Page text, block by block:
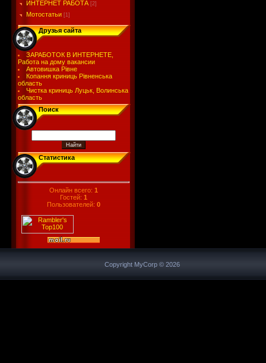
ИНТЕРНЕТ РАБОТА [2]
Мотостатьи [1]
Друзья сайта
ЗАРАБОТОК В ИНТЕРНЕТЕ,
Работа на дому вакансии
Автовишка Рівне
Копання криниць Рівненська
область
Чистка криниць Луцьк, Волинська
область
Поиск
Статистика
Онлайн всего: 1
Гостей: 1
Пользователей: 0
Copyright MyCorp © 2026